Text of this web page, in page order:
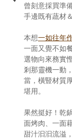
曾刻意採買準
手邊既有蔬材
本想一如往年
一面又覺不如
選物向來務實
剎那靈機一動
當，橫豎材質
堪用。
果然挺好！乾
面烤肉、一面
甜汁汩汩流溢